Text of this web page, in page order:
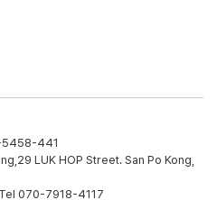
5458-441
LUK HOP Street. San Po Kong,
Tel 070-7918-4117